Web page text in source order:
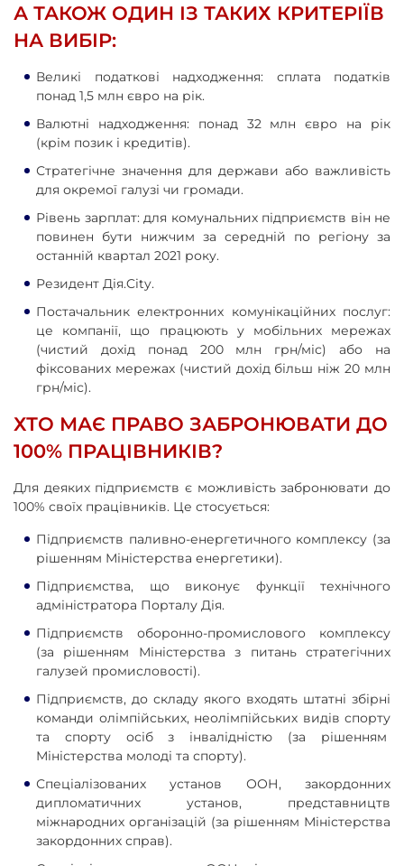
А ТАКОЖ ОДИН ІЗ ТАКИХ КРИТЕРІЇВ
НА ВИБІР:
Великі податкові надходження: сплата податків
понад 1,5 млн євро на рік.
Валютні надходження: понад 32 млн євро на рік
(крім позик і кредитів).
Стратегічне значення для держави або важливість
для окремої галузі чи громади.
Рівень зарплат: для комунальних підприємств він не
повинен бути нижчим за середній по регіону за
останній квартал 2021 року.
Резидент Дія.City.
Постачальник електронних комунікаційних послуг:
це компанії, що працюють у мобільних мережах
(чистий дохід понад 200 млн грн/міс) або на
фіксованих мережах (чистий дохід більш ніж 20 млн
грн/міс).
ХТО МАЄ ПРАВО ЗАБРОНЮВАТИ ДО
100% ПРАЦІВНИКІВ?
Для деяких підприємств є можливість забронювати до
100% своїх працівників. Це стосується:
Підприємств паливно-енергетичного комплексу (за
рішенням Міністерства енергетики).
Підприємства, що виконує функції технічного
адміністратора Порталу Дія.
Підприємств оборонно-промислового комплексу
(за рішенням Міністерства з питань стратегічних
галузей промисловості).
Підприємств, до складу якого входять штатні збірні
команди олімпійських, неолімпійських видів спорту
та спорту осіб з інвалідністю (за рішенням
Міністерства молоді та спорту).
Спеціалізованих установ ООН, закордонних
дипломатичних установ, представництв
міжнародних організацій (за рішенням Міністерства
закордонних справ).